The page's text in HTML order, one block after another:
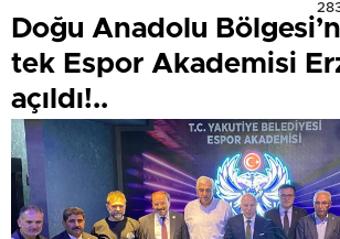
Doğu Anadolu
tek Espor Akademisi
açıldı!..